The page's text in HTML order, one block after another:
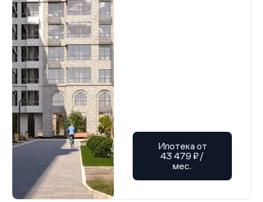
Ипотека от
43 479 ₽/
мес.